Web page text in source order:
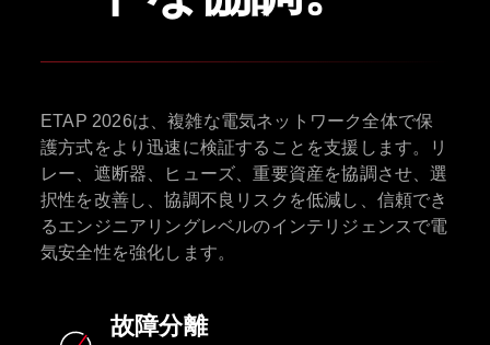
ETAP 2026は、複雑な電気ネットワーク全体で保
護方式をより迅速に検証することを支援します。リ
レー、遮断器、ヒューズ、重要資産を協調させ、選
択性を改善し、協調不良リスクを低減し、信頼でき
るエンジニアリングレベルのインテリジェンスで電
気安全性を強化します。
故障分離